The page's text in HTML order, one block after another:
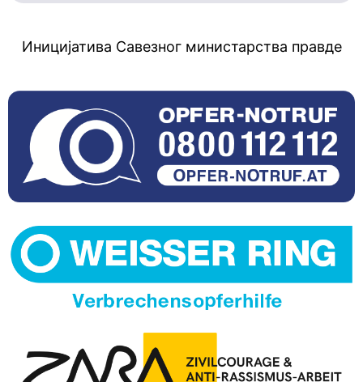
Иницијатива Савезног министарства правде